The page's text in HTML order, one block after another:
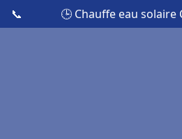
📞 🕒 Chauffe eau